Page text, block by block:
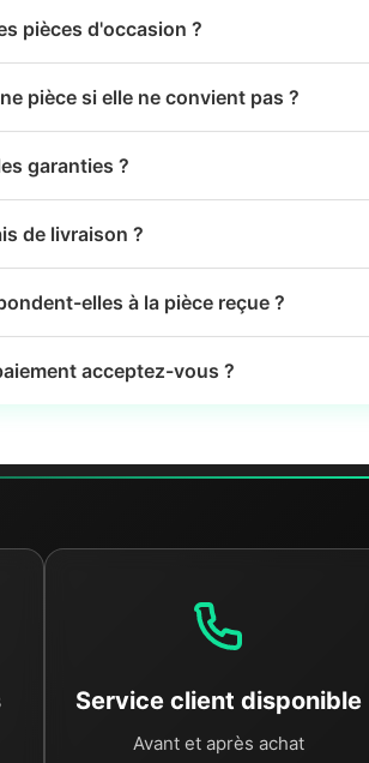
pièces d'occasion ?
pièce si elle ne convient pas ?
garanties ?
de livraison ?
elles à la pièce reçue ?
acceptez-vous ?
Service client disponible
Avant et après achat